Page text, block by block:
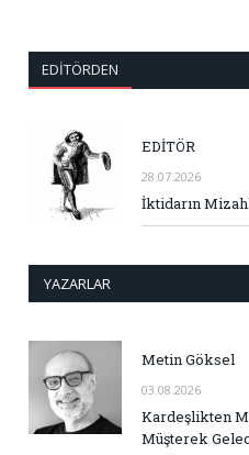
EDITÖRDEN
EDİTÖR
28.07.2026
İktidarın
YAZARLAR
Metin Göksel
03.08.2026
Kardeşlikten
Müşterek